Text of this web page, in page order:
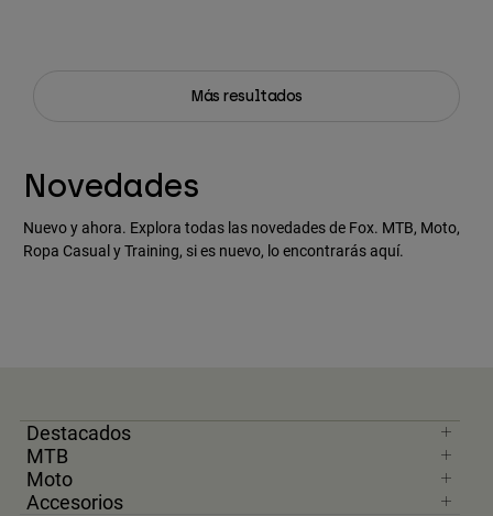
Más resultados
Novedades
Nuevo y ahora. Explora todas las novedades de Fox. MTB, Moto,
Ropa Casual y Training, si es nuevo, lo encontrarás aquí.
Destacados
MTB
Moto
Accesorios